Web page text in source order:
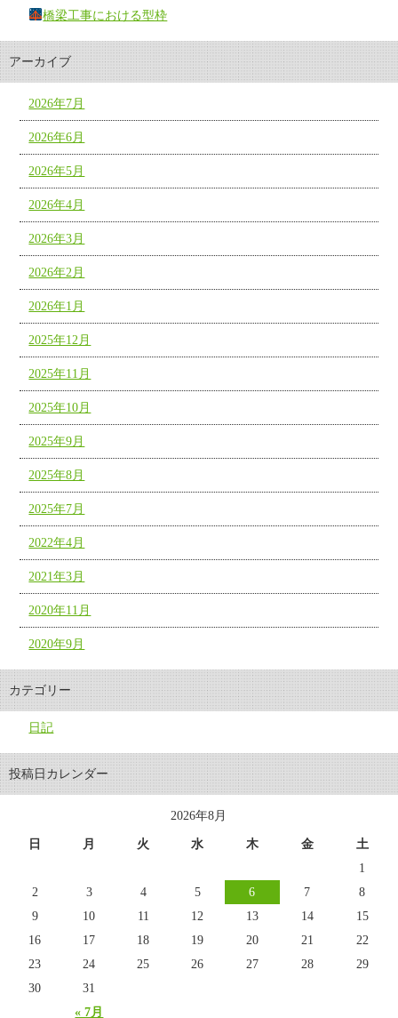
橋梁工事における型枠
アーカイブ
2026年7月
2026年6月
2026年5月
2026年4月
2026年3月
2026年2月
2026年1月
2025年12月
2025年11月
2025年10月
2025年9月
2025年8月
2025年7月
2022年4月
2021年3月
2020年11月
2020年9月
カテゴリー
日記
投稿日カレンダー
2026年8月
日 月 火 水 木 金 土
« 7月
1
2
3 4 5 6 7
8
9
10 11 12 13 14
15
16
17 18 19 20 21
22
23
24 25 26 27 28
29
30
31